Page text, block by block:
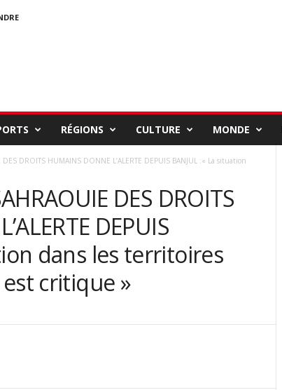
RÉGIONS CULTURE MONDE
DROITS HUMAINS DONNE L’ALERTE DEPUIS BANJUL :« La situation
DES DROITS
DEPUIS
dans les territoires
critique »